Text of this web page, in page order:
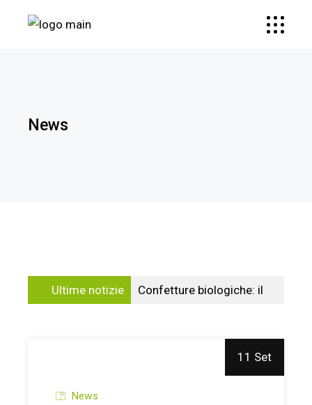
News
Ultime notizie
Confetture biologiche: il
FederBio Servizi e Alce
11 Set
News